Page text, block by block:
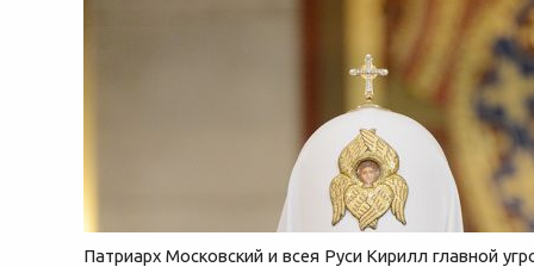
Патриарх Московский и всея Руси Кирилл главной